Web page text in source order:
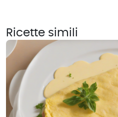
Ricette simili